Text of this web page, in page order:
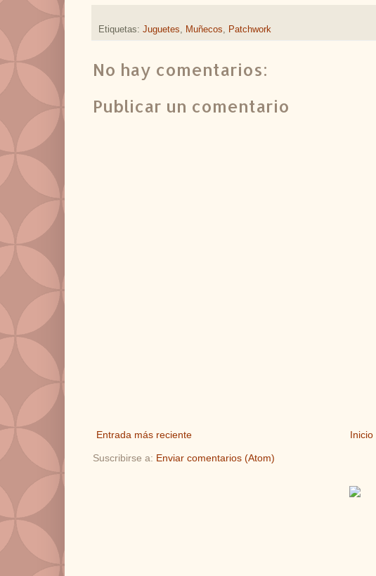
Etiquetas: Juguetes, Muñecos, Patchwork
No hay comentarios:
Publicar un comentario
Entrada más reciente Inicio
Suscribirse a: Enviar comentarios (Atom)